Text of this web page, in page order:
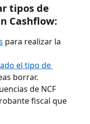
tipos de
Cashflow:
para realizar la
el tipo de
borrar.
de NCF
fiscal que